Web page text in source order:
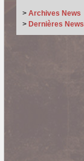
> Archives News
> Dernières News